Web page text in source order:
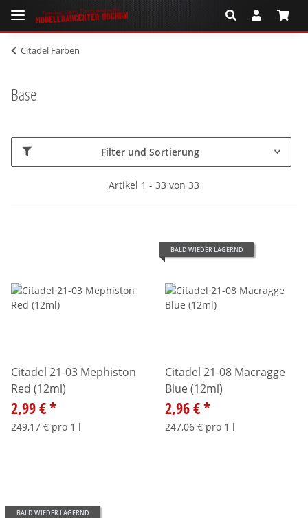
Citadel Farben
Base
Filter und Sortierung
Artikel 1 - 33 von 33
Citadel 21-03 Mephiston
Red (12ml)
2,99 €*
249,17 € pro 1 l
BALD WIEDER LAGERND
Citadel 21-08 Macragge
Blue (12ml)
2,96 €*
247,06 € pro 1 l
BALD WIEDER LAGERND